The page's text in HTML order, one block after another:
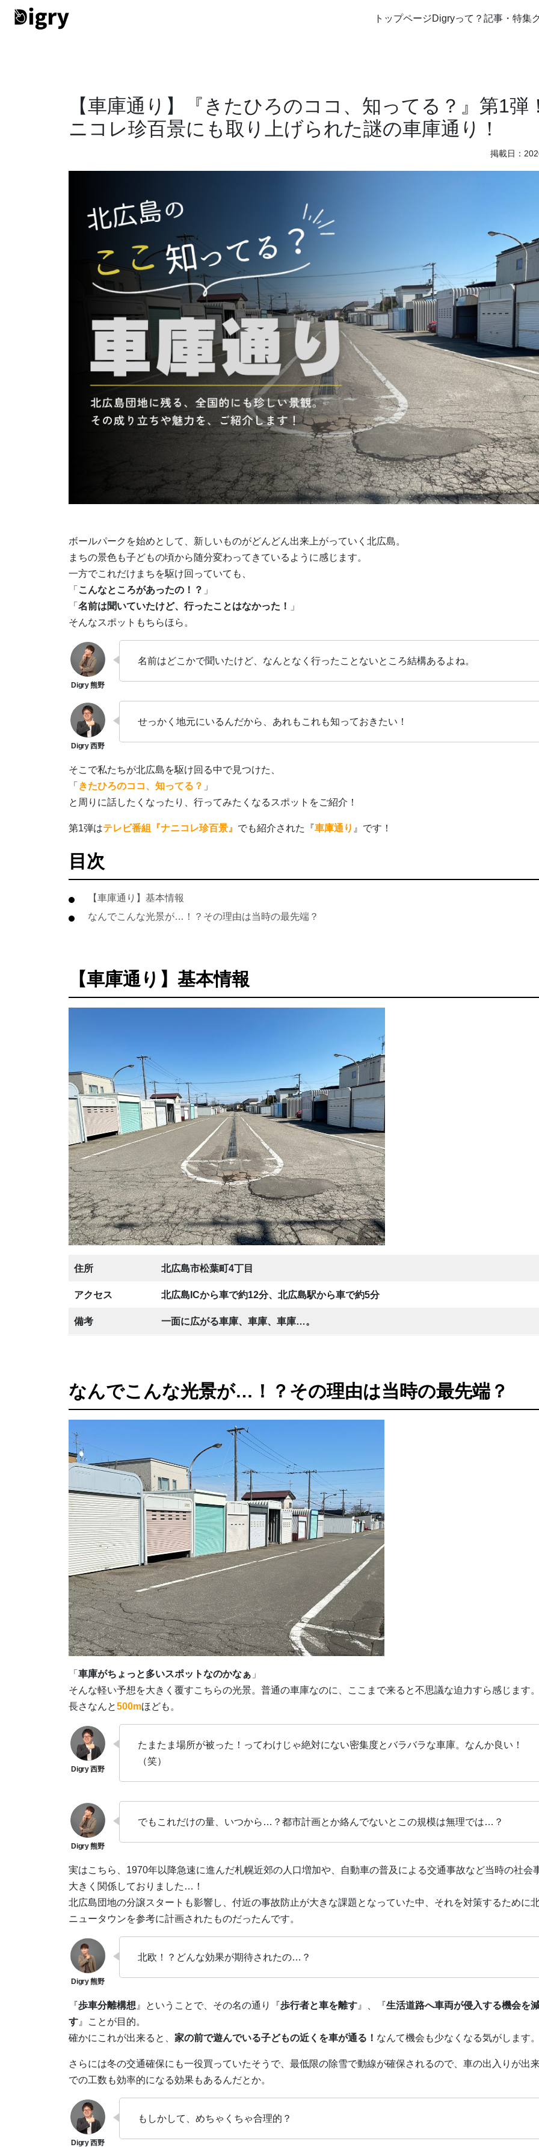
トップページDigryって？ 記事・特集
【車庫通り】『きたひろのココ、知ってる？』第1弾
ニコレ珍百景にも取り上げられた謎の車庫通り！
掲載日：
ボールパークを始めとして、新しいものがどんどん出来上がっていく北広島。
まちの景色も子どもの頃から随分変わってきているように感じます。
一方でこれだけまちを駆け回っていても、
「 こんなところがあったの！？ 」
「 名前は聞いていたけど、行ったことはなかった！
」
そんなスポットもちらほら。
名前はどこかで聞いたけど、なんとなく行ったことないところ結構あるよね。
せっかく地元にいるんだから、あれもこれも知っておきたい！
そこで私たちが北広島を駆け回る中で見つけた、
「 きたひろのココ、知ってる？ 」
と周りに話したくなったり、行ってみたくなるスポットをご紹介！
第1弾はテレビ番組『ナニコレ珍百景』 でも紹介された『車庫通り 』です！
目次
【車庫通り】基本情報
なんでこんな光景が…！？その理由は当時の最先端？
【車庫通り】基本情報
住所 北広島市松葉町4丁目
アクセス 北広島ICから車で約12分、北広島駅から車で約5分
備考 一面に広がる車庫、車庫、車庫…。
なんでこんな光景が…！？その理由は当時の最先端？
「 車庫がちょっと多いスポットなのかなぁ 」
そんな軽い予想を大きく覆すこちらの光景。普通の車庫なのに、ここまで来ると不思議な迫力すら感じます
長さなんと500mほども。
たまたま場所が被った！ってわけじゃ絶対にない密集度とバラバラな車庫。なんか良い！
（笑）
でもこれだけの量、いつから…？都市計画とか絡んでないとこの規模は無理では…？
実はこちら、1970年以降急速に進んだ札幌近郊の人口増加や、自動車の普及による交通事故など当時の社会
大きく関係しておりました…！
北広島団地の分譲スタートも影響し、付近の事故防止が大きな課題となっていた中、それを対策するために
ニュータウンを参考に計画されたものだったんです。
北欧！？どんな効果が期待されたの…？
『歩車分離構想 』ということで、その名の通り『歩行者と車を離す 』、『生活道路へ車両が侵入する機会を
す 』ことが目的。
確かにこれが出来ると、 家の前で遊んでいる子どもの近くを車が通る！ なんて機会も少なくなる気がします。
さらには冬の交通確保にも一役買っていたそうで、最低限の除雪で動線が確保されるので、車の出入りが出
での工数も効率的になる効果もあるんだとか。
もしかして、めちゃくちゃ合理的？